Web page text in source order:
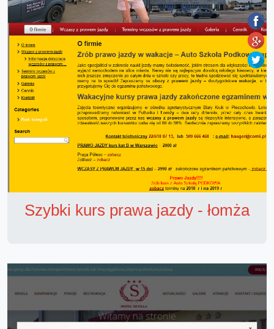
Szybki kurs prawa jazdy - łomża